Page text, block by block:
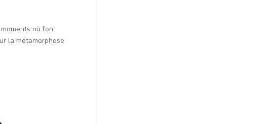
où l’on
la métamorphose